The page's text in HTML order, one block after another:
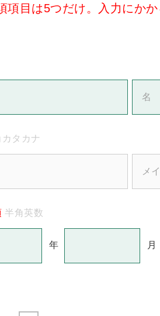
項目は5つだけ。入力にか
カタカナ
半角英数
年 月